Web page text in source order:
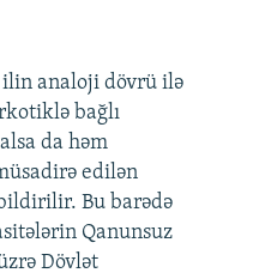
ilin analoji dövrü ilə
bağlı
da həm
edilən
Bu barədə
Qanunsuz
Dövlət